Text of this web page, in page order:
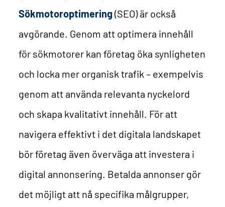
Sökmotoroptimering(SEO) är också
avgörande. Genom att optimera innehåll
för sökmotorer kan företag öka synligheten
och locka mer organisk trafik – exempelvis
genom att använda relevanta nyckelord
och skapa kvalitativt innehåll. För att
navigera effektivt i det digitala landskapet
bör företag även överväga att investera i
digital annonsering. Betalda annonser gör
det möjligt att nå specifika målgrupper,